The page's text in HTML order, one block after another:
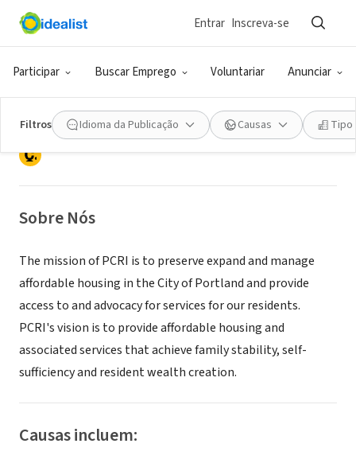
Participar Buscar Emprego Voluntariar Anunciar
Entrar Inscreva-se
Filtros Idioma da Publicação Causas Tipo
ONG (SETOR SOCIAL)
Portland Community
Reinvestment Initiatives, Inc.
Portland, OR|www.pcrihome.org
Sobre Nós
The mission of PCRI is to preserve expand and manage
affordable housing in the City of Portland and provide
access to and advocacy for services for our residents.
PCRI's vision is to provide affordable housing and
associated services that achieve family stability, self-
sufficiency and resident wealth creation.
Causas incluem: